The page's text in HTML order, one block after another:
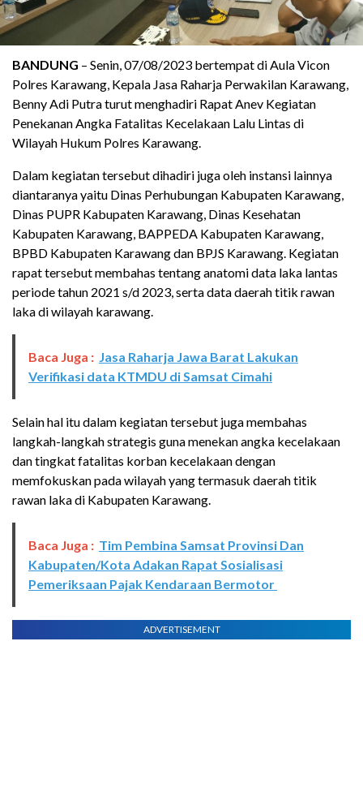
BANDUNG – Senin, 07/08/2023 bertempat di Aula Vicon
Polres Karawang, Kepala Jasa Raharja Perwakilan Karawang,
Benny Adi Putra turut menghadiri Rapat Anev Kegiatan
Penekanan Angka Fatalitas Kecelakaan Lalu Lintas di
Wilayah Hukum Polres Karawang.
Dalam kegiatan tersebut dihadiri juga oleh instansi lainnya
diantaranya yaitu Dinas Perhubungan Kabupaten Karawang,
Dinas PUPR Kabupaten Karawang, Dinas Kesehatan
Kabupaten Karawang, BAPPEDA Kabupaten Karawang,
BPBD Kabupaten Karawang dan BPJS Karawang. Kegiatan
rapat tersebut membahas tentang anatomi data laka lantas
periode tahun 2021 s/d 2023, serta data daerah titik rawan
laka di wilayah karawang.
Baca Juga : Jasa Raharja Jawa Barat Lakukan
Verifikasi data KTMDU di Samsat Cimahi
Selain hal itu dalam kegiatan tersebut juga membahas
langkah-langkah strategis guna menekan angka kecelakaan
dan tingkat fatalitas korban kecelakaan dengan
memfokuskan pada wilayah yang termasuk daerah titik
rawan laka di Kabupaten Karawang.
Baca Juga : Tim Pembina Samsat Provinsi Dan
Kabupaten/Kota Adakan Rapat Sosialisasi
Pemeriksaan Pajak Kendaraan Bermotor
ADVERTISEMENT